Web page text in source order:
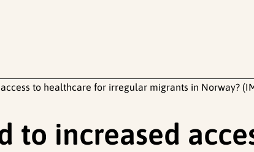
to healthcare for irregular migrants in Norway?
to increased